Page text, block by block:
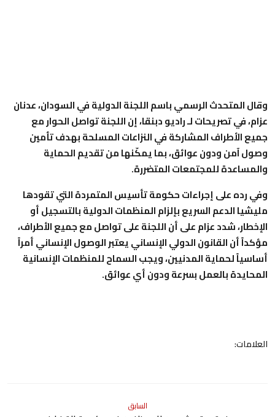
وقال المتحدث الرسمي باسم اللجنة الدولية في السودان، عدنان
عزام، في تصريحات لـ راديو دبنقا، إن اللجنة تواصل الحوار مع
جميع الأطراف المشاركة في النزاعات المسلحة بهدف تأمين
وصول آمن ودون عوائق، بما يمكّنها من تقديم الحماية
والمساعدة للمجتمعات المتضررة.
وفي رده على إجراءات حكومة تأسيس المتمردة التي تقودها
مليشيا الدعم السريع بإلزام المنظمات الدولية بالتسجيل أو
الإخطار، شدد عزام على أن اللجنة على تواصل مع جميع الأطراف،
مؤكداً أن القانون الدولي الإنساني يعتبر الوصول الإنساني أمراً
أساسياً لحماية المدنيين، ويجب السماح للمنظمات الإنسانية
المحايدة بالعمل بسرعة ودون أي عوائق.
العلامات:
السابق